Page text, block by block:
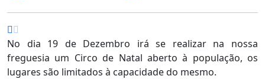
No dia 19 de Dezembro irá se realizar na nossa
freguesia um Circo de Natal aberto à população, os
lugares são limitados à capacidade do mesmo.